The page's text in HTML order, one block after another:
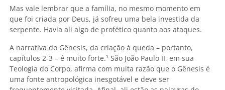
Mas vale lembrar que a família, no mesmo momento em
que foi criada por Deus, já sofreu uma bela investida da
serpente. Havia ali algo de profético quanto aos ataques.
A narrativa do Gênesis, da criação à queda – portanto,
capítulos 2-3 – é muito forte.¹ São João Paulo II, em sua
Teologia do Corpo, afirma com muita razão que o Gênesis é
uma fonte antropológica inesgotável e deve ser